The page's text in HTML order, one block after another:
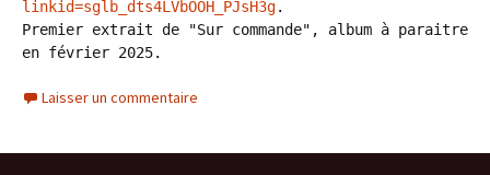
linkid=sglb_dts4LVbOOH_PJsH3g.
Premier extrait de "Sur commande", album à paraitre
en février 2025.
Laisser un commentaire